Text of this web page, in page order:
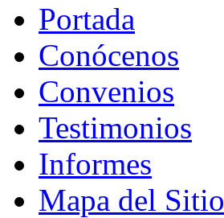
Portada
Conócenos
Convenios
Testimonios
Informes
Mapa del Sitio